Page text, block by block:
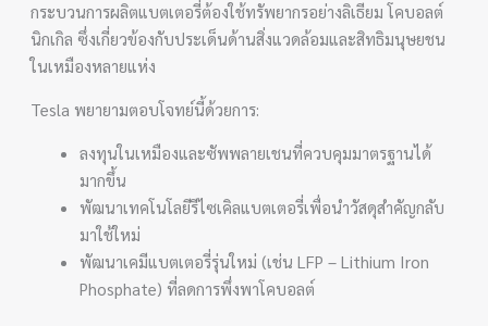
กระบวนการผลิตแบตเตอรี่ต้องใช้ทรัพยากรอย่างลิเธียม โคบอลต์
นิกเกิล ซึ่งเกี่ยวข้องกับประเด็นด้านสิ่งแวดล้อมและสิทธิมนุษยชน
ในเหมืองหลายแห่ง
Tesla พยายามตอบโจทย์นี้ด้วยการ:
ลงทุนในเหมืองและซัพพลายเชนที่ควบคุมมาตรฐานได้
มากขึ้น
พัฒนาเทคโนโลยีรีไซเคิลแบตเตอรี่เพื่อนำวัสดุสำคัญกลับ
มาใช้ใหม่
พัฒนาเคมีแบตเตอรี่รุ่นใหม่ (เช่น LFP – Lithium Iron
Phosphate) ที่ลดการพึ่งพาโคบอลต์